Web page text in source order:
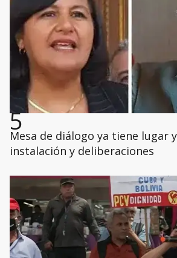
5
Mesa de diálogo ya tiene lugar
instalación y deliberaciones